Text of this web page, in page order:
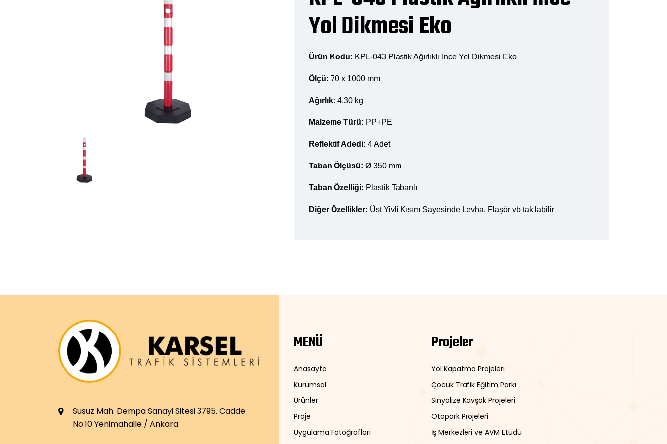
Yol Dikmesi Eko
Ürün Kodu: KPL-043 Plastik Ağırlıklı İnce Yol Dikmesi Eko
Ölçü: 70 x 1000 mm
Ağırlık: 4,30 kg
Malzeme Türü: PP+PE
Reflektif Adedi: 4 Adet
Taban Ölçüsü: Ø 350 mm
Taban Özelliği: Plastik Tabanlı
Diğer Özellikler: Üst Yivli Kısım Sayesinde Levha, Flaşör vb takılabilir
Susuz Mah. Dempa Sanayi Sitesi 3795. Cadde
No:10 Yenimahalle / Ankara
MENÜ
Anasayfa
Kurumsal
Ürünler
Proje
Uygulama Fotoğraflari
Projeler
Yol Kapatma Projeleri
Çocuk Trafik Eğitim Parkı
Sinyalize Kavşak Projeleri
Otopark Projeleri
İş Merkezleri ve AVM Etüdü